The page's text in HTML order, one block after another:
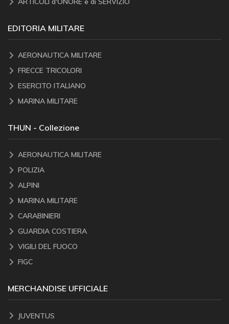
EDITORIA MILITARE
AERONAUTICA MILITARE
FRECCE TRICOLORI
ESERCITO ITALIANO
MARINA MILITARE
THUN - Collezione
AERONAUTICA MILITARE
POLIZIA
ALPINI
MARINA MILITARE
CARABINIERI
GUARDIA COSTIERA
VIGILI DEL FUOCO
FIGC
MERCHANDISE UFFICIALE
JUVENTUS